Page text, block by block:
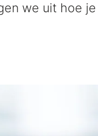
we uit hoe